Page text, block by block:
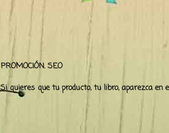
PROMOCIÓN. SEO
Si quieres que tu producto, tu libro, aparezca en